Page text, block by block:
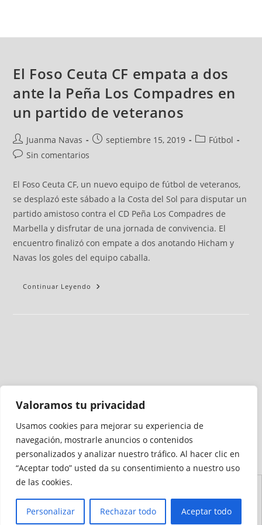
Valoramos tu privacidad
Usamos cookies para mejorar su experiencia de
navegación, mostrarle anuncios o contenidos
personalizados y analizar nuestro tráfico. Al hacer clic en
“Aceptar todo” usted da su consentimiento a nuestro uso
de las cookies.
Personalizar Rechazar todo Aceptar todo
El Foso Ceuta CF empata a dos
ante la Peña Los Compadres en
un partido de veteranos
Juanma Navas septiembre 15, 2019
Fútbol
Sin comentarios
El Foso Ceuta CF, un nuevo equipo de fútbol de veteranos,
se desplazó este sábado a la Costa del Sol para disputar un
partido amistoso contra el CD Peña Los Compadres de
Marbella y disfrutar de una jornada de convivencia. El
encuentro finalizó con empate a dos anotando Hicham y
Navas los goles del equipo caballa.
Continuar Leyendo
Medio auditado por
Accesibilidad
Sitio
Cookies
Privacidad